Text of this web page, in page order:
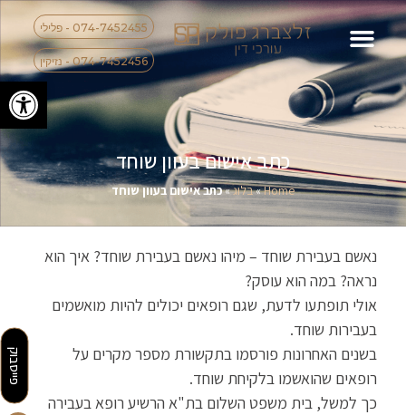
פתח
074-7452455 - פלילי
074-7452456 - נזיקין
פייסבוק
כתב אישום בעוון שוחד
Home
»בלוג»כתב אישום בעוון שוחד
נאשם בעבירת שוחד – מיהו נאשם בעבירת שוחד? איך הוא
נראה? במה הוא עוסק?
אולי תופתעו לדעת, שגם רופאים יכולים להיות מואשמים
בעבירות שוחד.
בשנים האחרונות פורסמו בתקשורת מספר מקרים על
רופאים שהואשמו בלקיחת שוחד.
כך למשל, בית משפט השלום בת"א הרשיע רופא בעבירה